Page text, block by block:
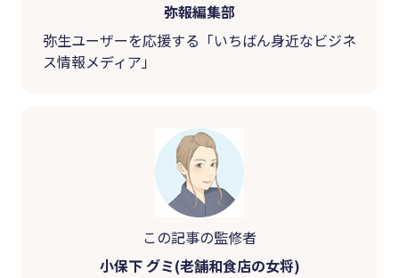
弥報編集部
弥生ユーザーを応援する「いちばん身近なビジネ
ス情報メディア」
この記事の監修者
小保下 グミ(老舗和食店の女将)